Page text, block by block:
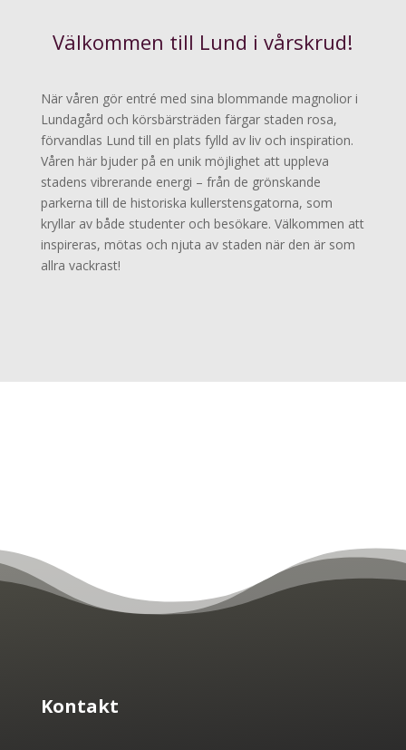
Välkommen till Lund i vårskrud!
När våren gör entré med sina blommande magnolior i
Lundagård och körsbärsträden färgar staden rosa,
förvandlas Lund till en plats fylld av liv och inspiration.
Våren här bjuder på en unik möjlighet att uppleva
stadens vibrerande energi – från de grönskande
parkerna till de historiska kullerstensgatorna, som
kryllar av både studenter och besökare. Välkommen att
inspireras, mötas och njuta av staden när den är som
allra vackrast!
Kontakt